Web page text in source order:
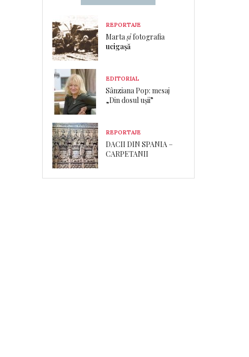
REPORTAJE
Martașifotografia
ucigașă
EDITORIAL
Sânziana Pop: mesaj
„Din dosul ușii”
REPORTAJE
DACII DIN SPANIA –
CARPETANII